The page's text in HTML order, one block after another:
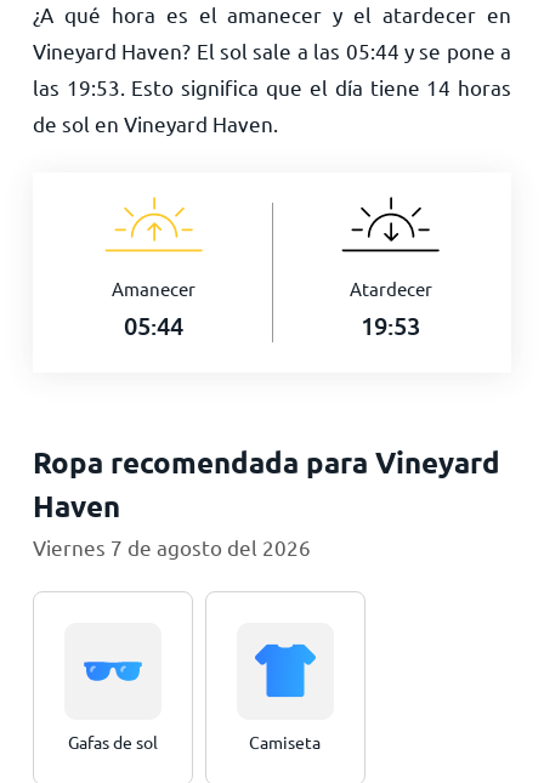
¿A qué hora es el amanecer y el atardecer en
Vineyard Haven? El sol sale a las 05:44 y se pone a
las 19:53 . Esto significa que el día tiene 14 horas
de sol en Vineyard Haven.
Amanecer
05:44
Atardecer
19:53
Ropa recomendada para Vineyard
Haven
Viernes 7 de agosto del 2026
Gafas de sol Camiseta